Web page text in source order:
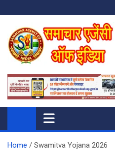
to
content
SAMACHAR
My WordPress Blog
Home Swamitva Yojana 2026